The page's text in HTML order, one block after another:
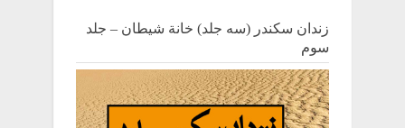
زندان سکندر (سه جلد) خانة شیطان – جلد
سوم